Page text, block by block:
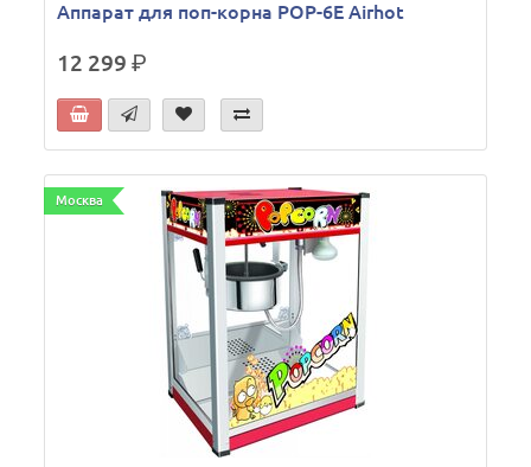
Аппарат для поп-корна POP-6E Airhot
12 299р.
Москва